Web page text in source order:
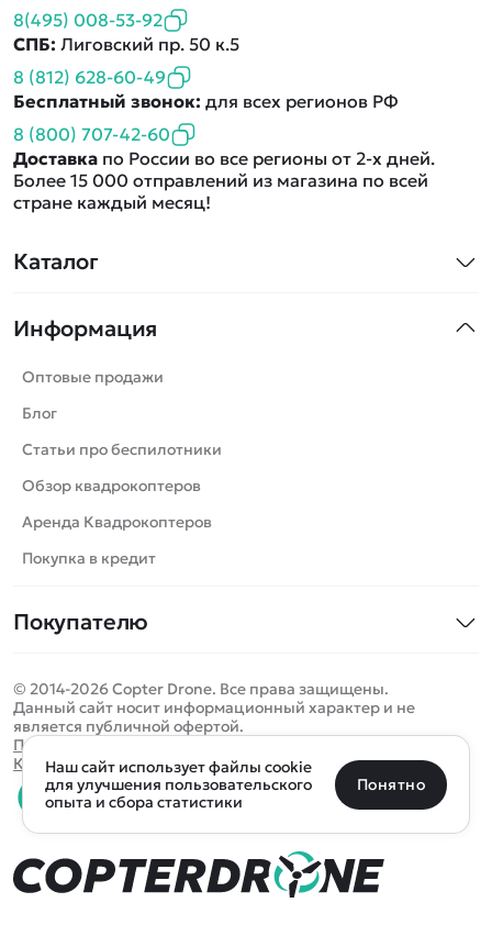
Каталог
Машинки
Танки
Вертолеты
Катера
Роботы
Самолеты
Сборные модели
Спецтехника
Игрушки
Запчасти для моделей
Бренды
Информация
Оптовые продажи
Блог
Статьи про беспилотники
Обзор квадрокоптеров
Аренда Квадрокоптеров
Покупка в кредит
Покупателю
Оплата и доставка
Помощь
Отследить заказ
Оплата на сайте
8(495) 008-53-92
СПБ: Лиговский пр. 50 к.5
8 (812) 628-60-49
Бесплатный звонок: для всех регионов РФ
8 (800) 707-42-60
Доставка по России во все регионы от 2-х дней.
Более 15 000 отправлений из магазина по всей
стране каждый месяц!
© 2014-2026 Copter Drone. Все права защищены.
Данный сайт носит информационный характер и не
является публичной офертой.
Политика конфиденциальности
Карта сайта
0 товаров Очистить
0 ₽ В корзину
Определить местоположение
Санкт-Петербург Москва Майкоп Уфа
Все подборки
Ещё более 300 населённых пунктов
Наш сайт использует файлы cookie
для улучшения пользовательского
опыта и сбора статистики
Понятно